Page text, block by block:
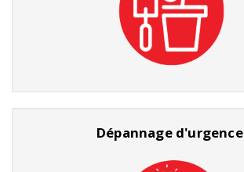
Dépannage d'urgence